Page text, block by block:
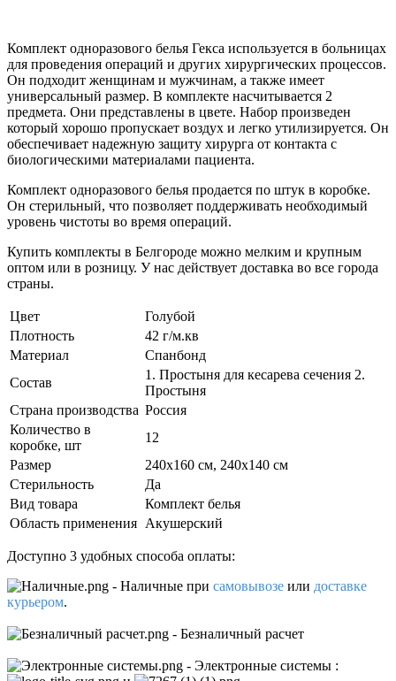
Комплект одноразового белья Гекса используется в больницах
для проведения операций и других хирургических процессов.
Он подходит женщинам и мужчинам, а также имеет
универсальный размер. В комплекте насчитывается 2
предмета. Они представлены в цвете. Набор произведен
который хорошо пропускает воздух и легко утилизируется. Он
обеспечивает надежную защиту хирурга от контакта с
биологическими материалами пациента.
Комплект одноразового белья продается по штук в коробке.
Он стерильный, что позволяет поддерживать необходимый
уровень чистоты во время операций.
Купить комплекты в Белгороде можно мелким и крупным
оптом или в розницу. У нас действует доставка во все города
страны.
Цвет
Голубой
Плотность
42 г/м.кв
Материал
Спанбонд
Состав
1. Простыня для кесарева сечения 2.
Простыня
Страна производства Россия
Количество в
коробке, шт
12
Размер
240х160 см, 240x140 см
Стерильность
Да
Вид товара
Комплект белья
Область применения Акушерский
Доступно 3 удобных способа оплаты:
- Наличные при самовывозе или доставке
курьером.
- Безналичный расчет
- Электронные системы :